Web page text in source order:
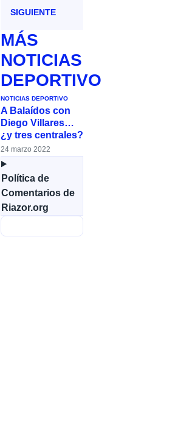
SIGUIENTE
MÁS
NOTICIAS
DEPORTIVO
NOTICIAS DEPORTIVO
A Balaídos con
Diego Villares…
¿y tres centrales?
24 marzo 2022
Política de
Comentarios de
Riazor.org